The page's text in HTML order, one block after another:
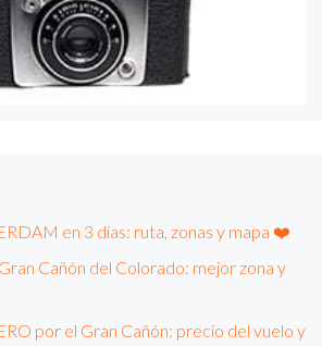
en 3 días: ruta, zonas y mapa ❤️
Cañón del Colorado: mejor zona y
por el Gran Cañón: precio del vuelo y